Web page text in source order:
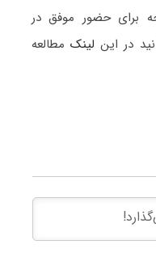
برای حضور موفق در
در این لینکمطالعه